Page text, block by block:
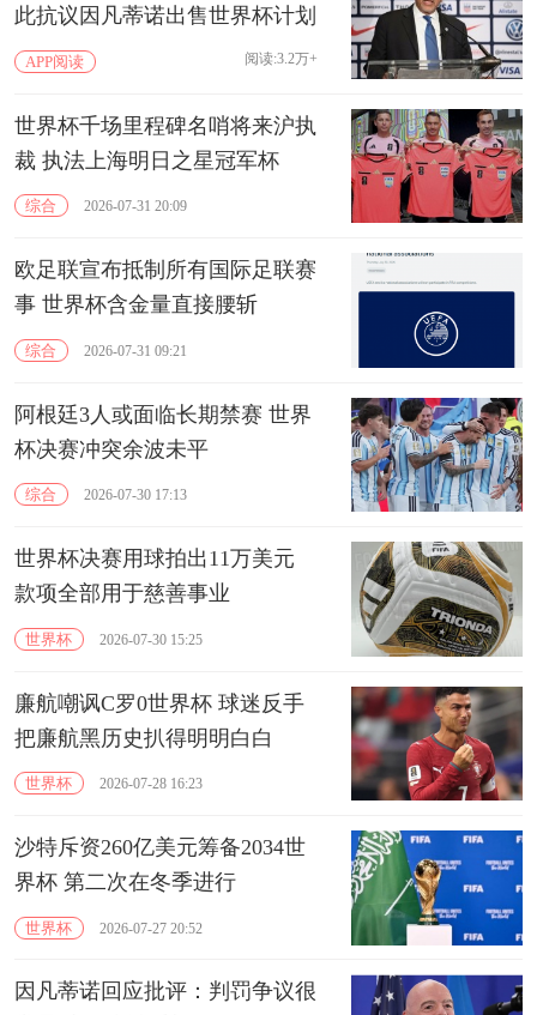
此抗议因凡蒂诺出售世界杯计划
APP阅读 阅读:3.2万+
世界杯千场里程碑名哨将来沪执
裁 执法上海明日之星冠军杯
综合 2026-07-31 20:09
欧足联宣布抵制所有国际足联赛
事 世界杯含金量直接腰斩
综合 2026-07-31 09:21
阿根廷3人或面临长期禁赛 世界
杯决赛冲突余波未平
综合 2026-07-30 17:13
世界杯决赛用球拍出11万美元
款项全部用于慈善事业
世界杯 2026-07-30 15:25
廉航嘲讽C罗0世界杯 球迷反手
把廉航黑历史扒得明明白白
世界杯 2026-07-28 16:23
沙特斥资260亿美元筹备2034世
界杯 第二次在冬季进行
世界杯 2026-07-27 20:52
因凡蒂诺回应批评：判罚争议很